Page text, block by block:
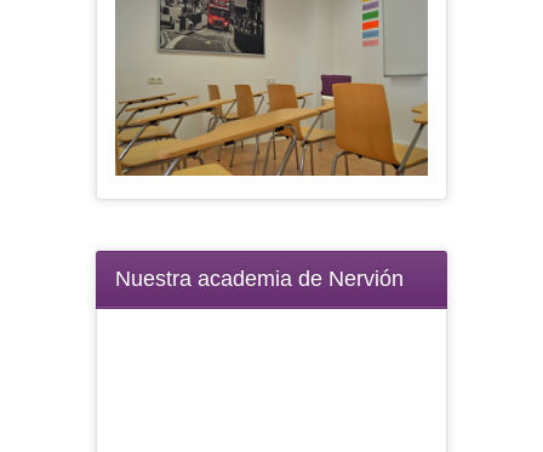
Nuestra academia de Nervión